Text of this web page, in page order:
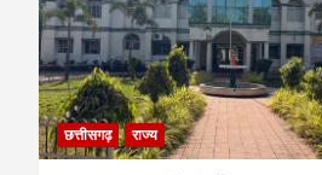
छत्तीसगढ़ राज्य